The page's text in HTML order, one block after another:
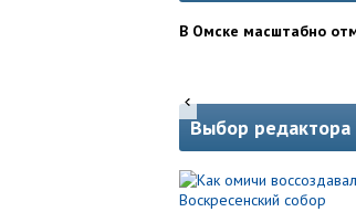
В Омске масштабно
Выбор редактора